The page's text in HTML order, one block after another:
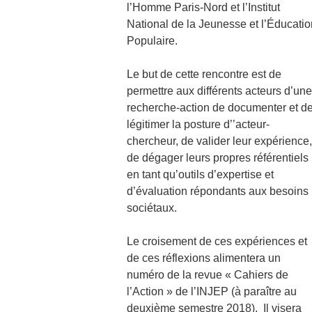
l’Homme Paris-Nord et l’Institut
National de la Jeunesse et
Populaire.
Le but de cette rencontre est de
permettre aux différents acteurs d’une
recherche-action de documenter et
légitimer la posture d’’acteur-
chercheur, de valider leur expérience,
de dégager leurs propres référentiels
en tant qu’outils d’expertise et
d’évaluation répondants aux besoins
sociétaux.
Le croisement de ces expériences et
de ces réflexions alimentera un
numéro de la revue « Cahiers de
l’Action » de l’INJEP (à paraître au
deuxième semestre 2018). Il visera